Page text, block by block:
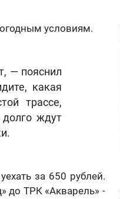
условиям.
— пояснил
какая
трассе,
ждут
за 650 рублей.
до ТРК «Акварель» -